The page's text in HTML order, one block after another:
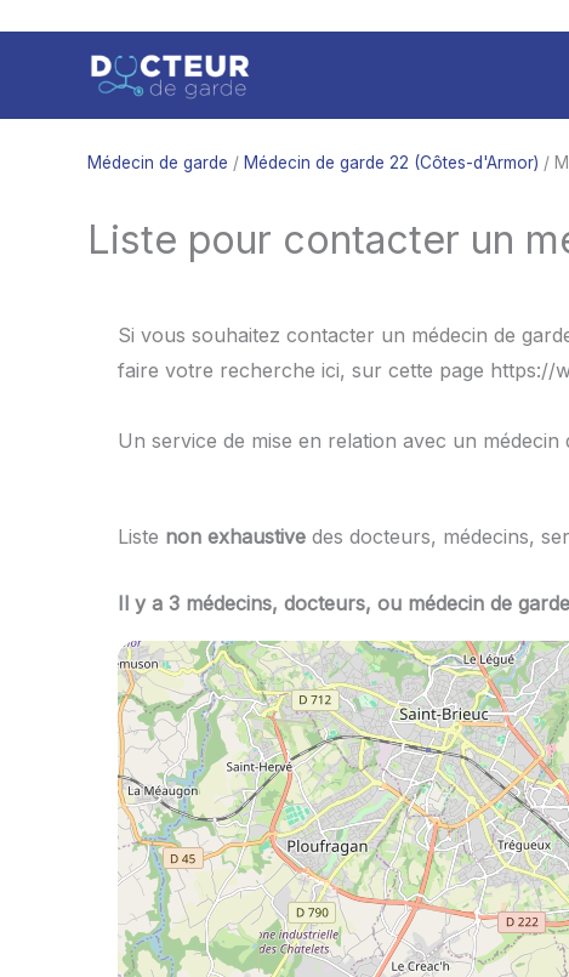
contenu
Médecin de garde / Médecin de garde 22 (Côtes-d'Armor) /
Liste pour contacter un
Si vous souhaitez contacter un médecin de
faire votre recherche ici, sur cette page https://
Un service de mise en relation avec un
Liste non exhaustive des docteurs, médecins,
Il y a 3 médecins, docteurs, ou médecin de